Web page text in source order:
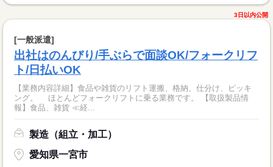
3日以内公開
[一般派遣]
出社はのんびり/手ぶらで面談OK/フォークリフ
ト/日払いOK
【業務内容詳細】食品や雑貨のリフト運搬、格納、仕分け、ピッキ
ング。 ほとんどフォークリフトに乗る業務です。 【取扱製品情
報】食品、雑貨 ≪経...
製造（組立・加工）
愛知県一宮市